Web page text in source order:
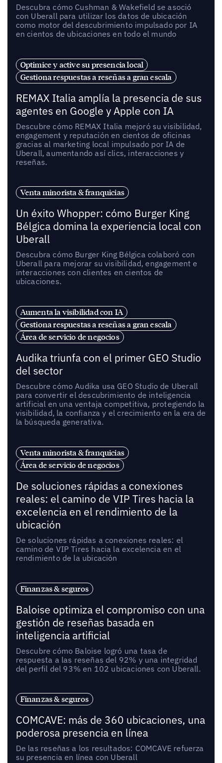
Descubra cómo Cushman & Wakefield se asoció
con Uberall para utilizar los datos de ubicación
como motor del descubrimiento impulsado por IA
en cientos de ubicaciones en todo el mundo
Optimice y active su presencia local
Gestiona respuestas a reseñas a gran escala
REMAX Italia amplía la presencia de sus
agentes en Google y Apple con IA
Descubre cómo REMAX Italia mejoró su visibilidad,
engagement y reputación en cientos de oficinas
gracias al marketing local impulsado por IA de
Uberall, aumentando así clics, interacciones y
reseñas.
Venta minorista & franquicias
Un éxito Whopper: cómo Burger King
Bélgica domina la experiencia local con
Uberall
Descubra cómo Burger King Bélgica colaboró con
Uberall para mejorar su visibilidad, engagement e
interacciones con clientes en cientos de
ubicaciones.
Aumenta la visibilidad con IA
Gestiona respuestas a reseñas a gran escala
Área de servicio de negocios
Audika triunfa con el primer GEO Studio
del sector
Descubre cómo Audika usa GEO Studio de Uberall
para convertir el descubrimiento de inteligencia
artificial en una ventaja competitiva, protegiendo la
visibilidad, la confianza y el crecimiento en la era de
la búsqueda generativa.
Venta minorista & franquicias
Área de servicio de negocios
De soluciones rápidas a conexiones
reales: el camino de VIP Tires hacia la
excelencia en el rendimiento de la
ubicación
De soluciones rápidas a conexiones reales: el
camino de VIP Tires hacia la excelencia en el
rendimiento de la ubicación
Finanzas & seguros
Baloise optimiza el compromiso con una
gestión de reseñas basada en
inteligencia artificial
Descubre cómo Baloise logró una tasa de
respuesta a las reseñas del 92% y una integridad
del perfil del 93% en 102 ubicaciones con Uberall.
Finanzas & seguros
COMCAVE: más de 360 ubicaciones, una
poderosa presencia en línea
De las reseñas a los resultados: COMCAVE refuerza
su presencia en línea con Uberall